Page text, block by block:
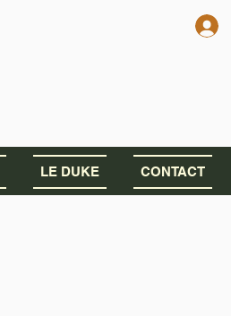
LE DUKE CONTACT